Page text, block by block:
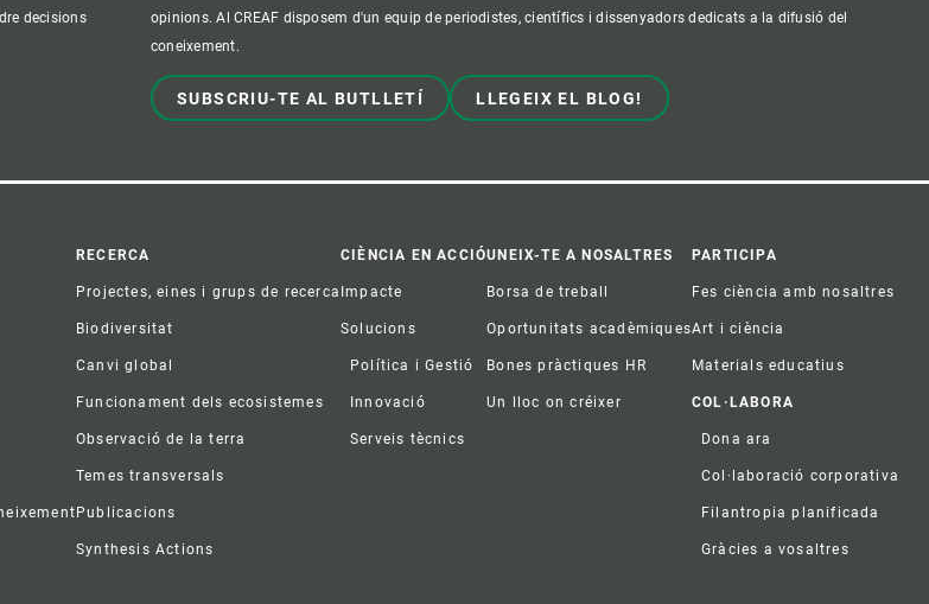
decisions
opinions. Al CREAF disposem d'un equip de periodistes, científics i dissenyadors dedicats a la difusió del
coneixement.
SUBSCRIU-TE AL BUTLLETÍ LLEGEIX EL BLOG!
RECERCA
Projectes, eines i grups de recerca
Biodiversitat
Canvi global
Funcionament dels ecosistemes
Observació de la terra
Temes transversals
Publicacions
Synthesis Actions
CIÈNCIA EN ACCIÓ
Impacte
Solucions
Política i Gestió
Innovació
Serveis tècnics
UNEIX-TE A NOSALTRES
Borsa de treball
Oportunitats acadèmiques
Bones pràctiques HR
Un lloc on créixer
PARTICIPA
Fes ciència amb nosaltres
Art i ciència
Materials educatius
COL·LABORA
Dona ara
Col·laboració corporativa
Filantropia planificada
Gràcies a vosaltres